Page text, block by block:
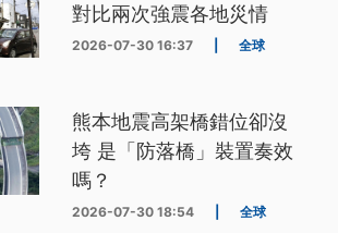
對比兩次強震各地災情
2026-07-30 16:37 全球
熊本地震高架橋錯位卻沒
垮 是「防落橋」裝置奏效
嗎？
2026-07-30 18:54 全球